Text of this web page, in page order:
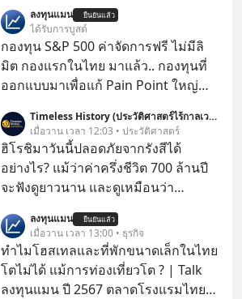
ฮาวายไว้ “พระเจ้าคาลาคาอัวแห่ง
ฮาวาย (Kalākaua)” พระมหากษัตริย์
พระองค์สุดท้ายแห่งราชอาณาจักร
ฮาวาย ได้เสด็จพระราชดำเนินเยือนรอบ
พระองค์ทรงสร้างสัมพันธไมตรีกับ
ประเทศญี่ปุ่น ทรงหารือเรื่องการค้าใน
ทวีปเอเชีย เสด็จพระราชดำเนินเยือน
ตะวันออกกลาง และเข้าเฝ้าพระ
สันตะปาปา อีกทั้งยังทรงเป็นพระมหา
กษัตริย์พระองค์แรกที่เสด็จฯ รอบโลก
ลงทุนแมน ยืนยันแล้ว
ได้รับการบูสต์
กองทุน S&P 500 ค่าจัดการฟรี ไม่มีลิ
มิต กองแรกในไทย มาแล้ว.. กองทุนที่
ออกแบบมาเพื่อแก้ Pain Point ใหญ่
Timeless History (ประวัติศาสตร์ไร้กาลเวลา)
เมื่อวาน เวลา 12:03 • ประวัติศาสตร์
ฮิโรชิมาวันนี้ปลอดภัยจากรังสีได้
อย่างไร? แม้ว่าค่าครึ่งชีวิต 700 ล้านปี
จะฟังดูยาวนาน และดูเหมือนว่า
ยังคงอันตรายไปอีกยาวนานมาก แต่อัน
ที่จริง นี่คือสาเหตุหลักที่ทำให้ยูเรเนียม
ไม่ใช่ภัยคุกคามหลักหลังการทิ้งระเบิด
ที่ฮิโรชิมา
ลงทุนแมน ยืนยันแล้ว
เมื่อวาน เวลา 13:00 • ธุรกิจ
ทำไมโฮสเทลและที่พักขนาดเล็กในไทย
โตไม่ได้ แม้การท่องเที่ยวโต ? | Talk
ลงทุนแมน ปี 2567 ตลาดโรงแรมไทย